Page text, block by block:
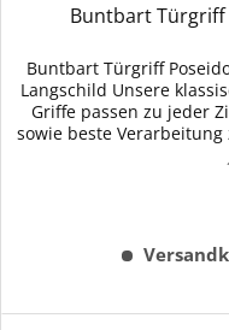
Buntbart Türgriff
Buntbart Türgriff
Langschild Unsere
Griffe passen zu jeder
sowie beste